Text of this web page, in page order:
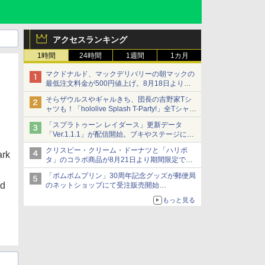
アクセスランキング
1時間 24時間 1週間 1カ月
マクドナルド、マックデリバリーの朝マックの
最低注文料金が500円値上げ。8月18日より
1,500円から受付
そらザウルスやギャルきち、団長の吉野家Tシ
ャツも！「hololive Splash T-Party!」全Tシャツ
ラインナップ公開＆オンライン販売開始
「スプラトゥーン レイダース」更新データ
「Ver.1.1.1」が配信開始。ブキやステージに関
する不具合を修正
クリスピー・クリーム・ドーナツと「ハリポ
タ」のコラボ商品が8月21日より期間限定で発
売
組分け帽子ドーナツなど見た目も楽しい商品が
登場
「ポムポムプリン」30周年記念グッズが郵便局
のネットショップにて受注販売開始
「おもちもちもちクッション」など今年だけの
もっと見る